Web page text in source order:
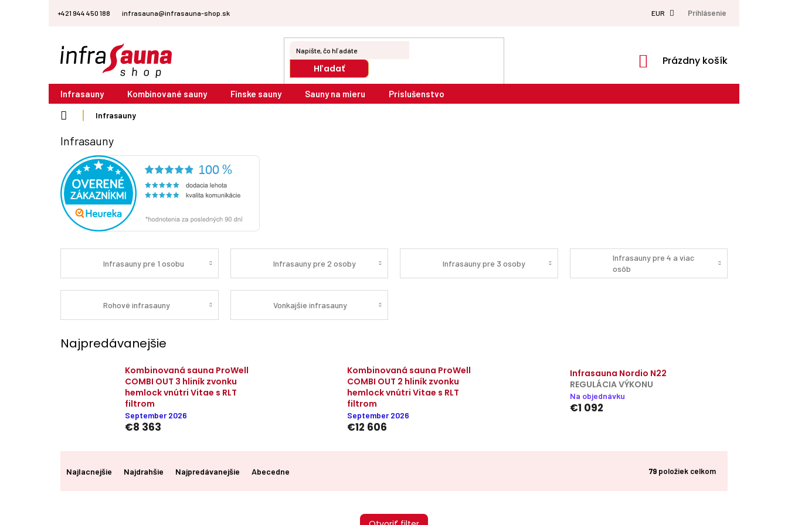
+421 944 450 188 infrasauna@infrasauna-shop.sk EUR Prihlásenie
Hľadať
NÁKUPNÝ
Prázdny košík
Infrasauny Kombinované sauny Fínske sauny Sauny na mieru Príslušenstvo
DomovInfrasauny
Infrasauny
Infrasauny pre 1 osobu Infrasauny pre 2 osoby Infrasauny pre 3 osoby
Infrasauny pre 4 a viac
osôb
Rohové infrasauny Vonkajšie infrasauny
Najpredávanejšie
Kombinovaná sauna ProWell
COMBI OUT 3 hliník zvonku
hemlock vnútri Vitae s RLT
filtrom
September 2026
€8 363
Kombinovaná sauna ProWell
COMBI OUT 2 hliník zvonku
hemlock vnútri Vitae s RLT
filtrom
September 2026
€12 606
Infrasauna Nordio N22
REGULÁCIA VÝKONU
Na objednávku
€1 092
aNajlacnejšie Najdrahšie Najpredávanejšie Abecedne 79 položiek celkom